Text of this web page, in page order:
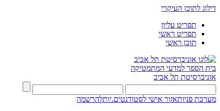
דילוג לתוכן העיקרי
תפריט עליון
תפריט ראשי
תוכן ראשי
בית הספר למדעי המתמטיקה
אוניברסיטת תל אביב
מערכת פניותאזור אישי לסטודנטים.יותלהרשמה